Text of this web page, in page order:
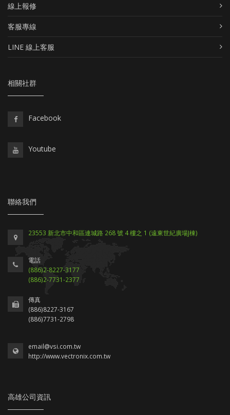
線上報修
客服專線
LINE 線上客服
相關社群
Facebook
Youtube
聯絡我們
23553 新北市中和區連城路 268 號 4 樓之 1 (遠東世紀廣場J棟)
電話
(886)2-8227-3177
(886)2-7731-2377
傳真
(886)8227-3167
(886)7731-2798
email@vsi.com.tw
http://www.vectronix.com.tw
高雄公司資訊